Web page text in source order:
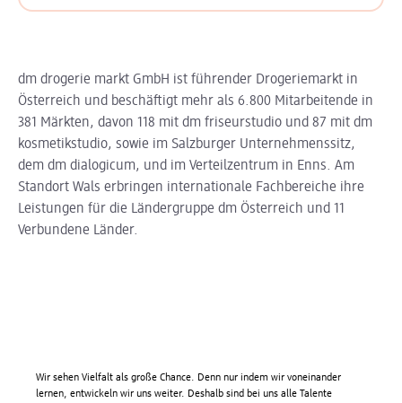
dm drogerie markt GmbH ist führender Drogeriemarkt in
Österreich und beschäftigt mehr als 6.800 Mitarbeitende in
381 Märkten, davon 118 mit dm friseurstudio und 87 mit dm
kosmetikstudio, sowie im Salzburger Unternehmenssitz,
dem dm dialogicum, und im Verteilzentrum in Enns. Am
Standort Wals erbringen internationale Fachbereiche ihre
Leistungen für die Ländergruppe dm Österreich und 11
Verbundene Länder.
Wir sehen Vielfalt als große Chance. Denn nur indem wir voneinander
lernen, entwickeln wir uns weiter. Deshalb sind bei uns alle Talente